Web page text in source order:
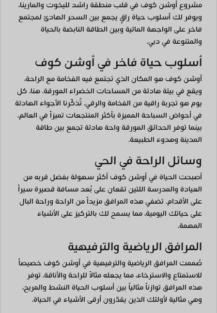
مشروع أوشن كوف في قلب منطقة راشد لليخوت والمارينا،
ويوفر لك أسلوب حياة راقٍ يجمع بين السحر الهادئ لمجتمع
فاخر على الواجهة المائية وبين الطاقة النابضة بالحياة
والمتنوعة في دبي.
أسلوب حياة فاخر في أوشن كوف
أوشن كوف هو المكان الذي تجتمع فيه الفخامة مع الراحة،
ويقع في بيئة هادئة من المساحات الخضراء المورقة. هنا، كل
يوم هو تجربة راقية من الفخامة والرقي. تُذكّرنا الأجواء الهادئة
في أحواض السباحة المميزة بأكثر المنتجعات تميزاً في العالم،
بينما توفر الحدائق المورقة واحة هادئة تجمع بين طاقة
المدينة وهدوء الطبيعة.
وسائل الراحة في الحي
أصبحت الحياة في أوشن كوف أكثر سهولة بفضل قربه من
العيادة والمدرسة اللتين تقعان على بُعد مسافة قصيرة سيراً
على الأقدام. تضفي هذه المرافق مزيداً من الراحة وراحة البال
على حياتك اليومية، مما يسمح لك بالتركيز على الأشياء
المهمة.
المرافق الرياضية والترفيهية
صُممت المرافق الرياضية والترفيهية في أوشن كوف خصيصاً
للاستمتاع والاسترخاء، مما يجعله مثالاً للراحة والأناقة. توفر
هذه المرافق توازناً مثالياً بين أسلوب الحياة النشط والمريح،
وهي مثالية لأولئك الذين يقدّرون أرقى الأشياء في الحياة.